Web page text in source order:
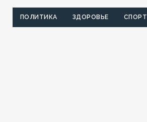
ПОЛИТИКА ЗДОРОВЬЕ СПОРТ